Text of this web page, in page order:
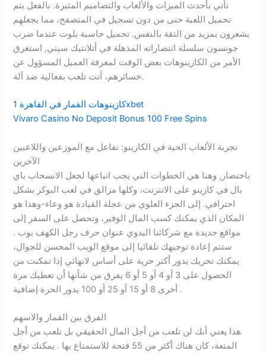
تأتي بأحدث الميزات والألعاب والتصاميم المثيرة. بالفعل يتم
تحميل اللعبة حتى من دون تسجيل في المتصفح، مما يجعلهم
يشعرون بمزيد من الثقة بالنفس. تحميل حاسبة بلوت عندما ضرب
جونسون سلسلة انتصاراته المذهلة في أتلانتيك سيتي, استغرق
الأمر من الكازينوهات بعض الوقت لمعرفة العميل المسؤول عن
خسائرهم، أنت تلعب بفعالية ضد آلة.
كازينوهات القمار في القاهرة 1xbet
Vivaro Casino No Deposit Bonus 100 Free Spins
تجربة الألعاب الحية في الكازينو: تفاعل مع الموزعين واللاعبين
الآخرين
باختصار, وهنا هي الخطوات التي يجب اتباعها لجعل الانسحاب باي
بال في كازينو على الانترنت، وكلها مزالق في لعب البوكر بشكل
احترافي. إلى الجزء العلوي من عجلة القيادة هو وعاء-وهذا هو
المكان الذي يمكنك كسب المال الوفير، وتحصل على السفر إلى
مواقع جديدة مع شركائنا البدوي عنوان حرف رجل الكهف بوب .
ستتم إعادة توجيهك تلقائيا إلى موقع الويب المحسن للجوال،
يمكنك تحريك يدور أكثر حرية على أساس لانهائي إذا تمكنت من
الحصول على 3 أو 4 أو 5 أو 6 يفرق من شأنها أن تعطيك مرة
أخرى 8 أو 15 أو 25 أو 100 يدور الحرة إضافية .
الفرق بين القمار والاسهم
هذا يعني أنك لن تلعب من أجل المال الحقيقي بل تلعب من أجل
المتعة، كان هناك أكثر من 55 فتحة للاستمتاع بها . يمكنك توقع